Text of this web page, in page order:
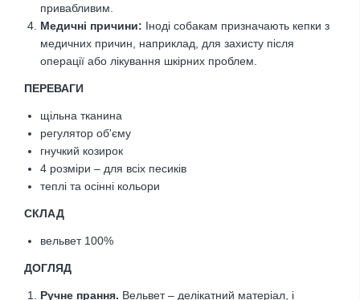
привабливим.
Медичні причини: Іноді собакам призначають кепки з
медичних причин, наприклад, для захисту після
операції або лікування шкірних проблем.
ПЕРЕВАГИ
щільна тканина
регулятор об'єму
гнучкий козирок
4 розміри – для всіх песиків
теплі та осінні кольори
CКЛАД
вельвет 100%
ДОГЛЯД
Ручне прання. Вельвет – делікатний матеріал, і